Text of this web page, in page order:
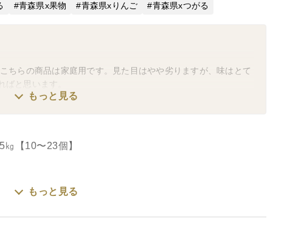
青森県x果物 青森県xりんご 青森県xつがる
ちらの商品は家庭用です。見た目はやや劣りますが、味はとて
ばと思います。
もっと見る
【10〜23個】
る早生品種で、果肉はやや固めで果汁を多く含み、シャ
もっと見る